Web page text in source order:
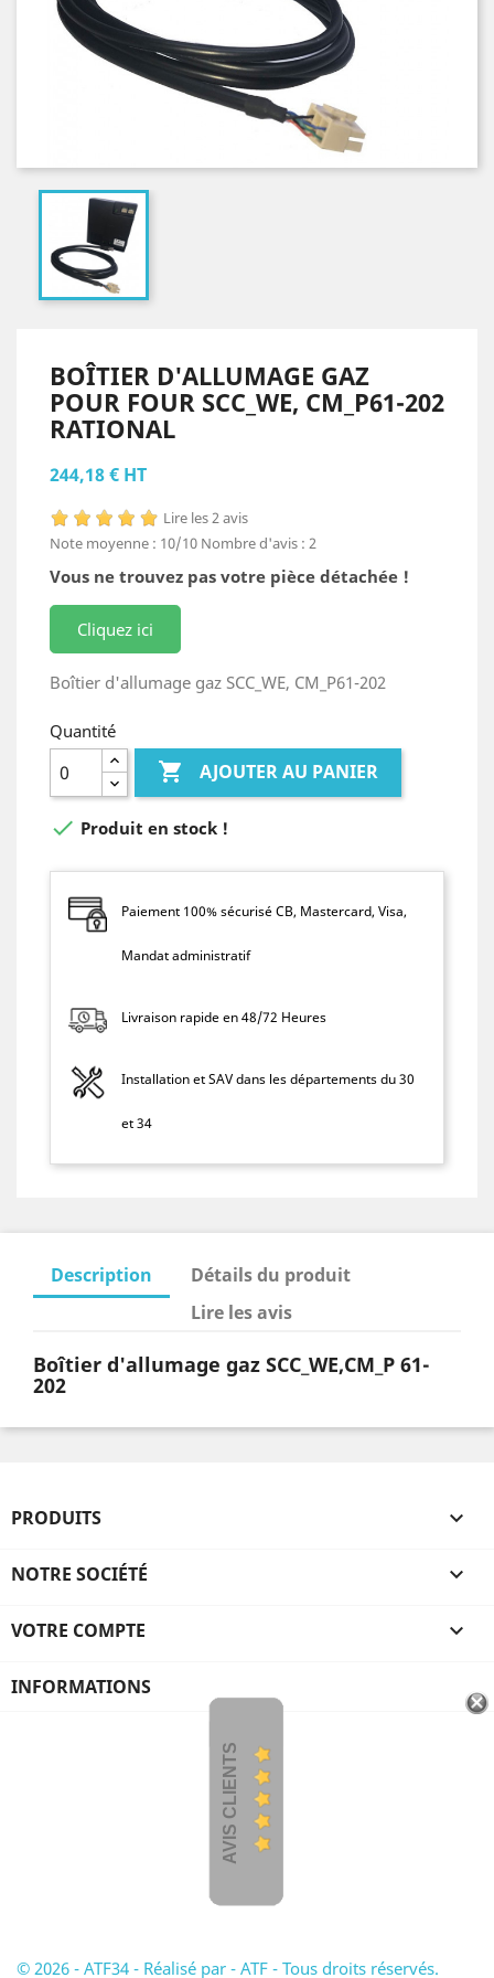
BOÎTIER D'ALLUMAGE GAZ
POUR FOUR SCC_WE, CM_P61-202
RATIONAL
244,18 € HT
Lire les 2 avis
Note moyenne : 10/10 Nombre d'avis : 2
Vous ne trouvez pas votre pièce détachée !
Cliquez ici
Boîtier d'allumage gaz SCC_WE, CM_P61-202
Quantité
 AJOUTER AU PANIER
 Produit en stock !
Paiement 100% sécurisé CB, Mastercard, Visa,
Mandat administratif
Livraison rapide en 48/72 Heures
Installation et SAV dans les départements du 30
et 34
Description
Détails du produit
Lire les avis
Boîtier d'allumage gaz SCC_WE,CM_P 61-
202
PRODUITS 
NOTRE SOCIÉTÉ 
VOTRE COMPTE 
INFORMATIONS
AVIS CLIENTS
© 2026 - ATF34 - Réalisé par - ATF - Tous droits réservés.